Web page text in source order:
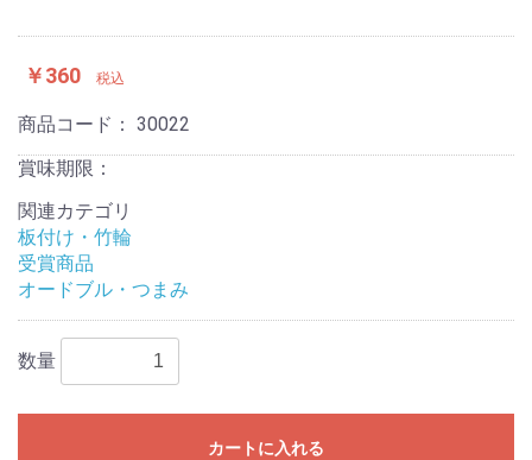
￥360 税込
商品コード： 30022
賞味期限：
関連カテゴリ
板付け・竹輪
受賞商品
オードブル・つまみ
数量
カートに入れる